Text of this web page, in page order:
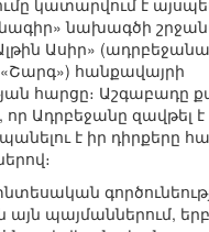
կատարվում է
նախագծի
Ասիր»
հանքավայրի
հարցը։ Աշգաբադը
որ Ադրբեջանը զավթել
է իր դիրքերը
այն պայմաններում, երբ